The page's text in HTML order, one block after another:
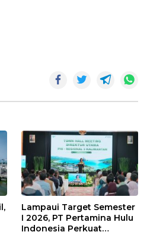
Lampaui Target Semester
I 2026, PT Pertamina Hulu
Indonesia Perkuat